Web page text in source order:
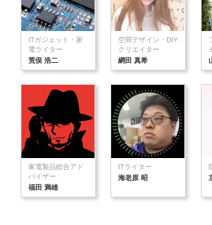
ITガジェット・家
電ライター
荒俣 浩二
空間デザイン・DIY
クリエイター
網田 真希
家電製品総合アド
バイザー
福田 満雄
ITライター
海老原 昭